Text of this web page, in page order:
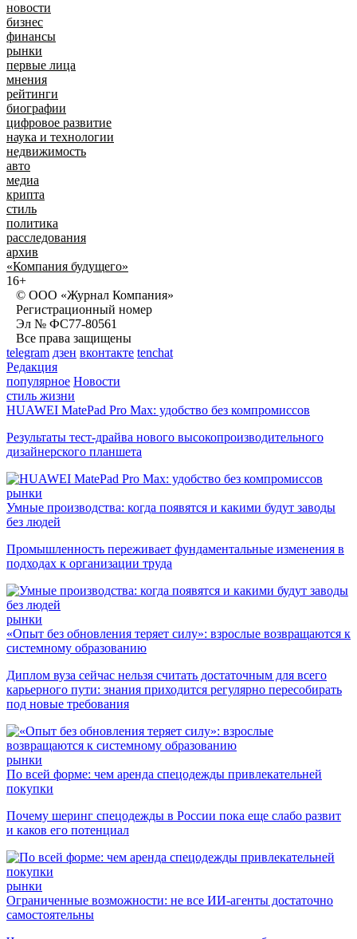
новости
бизнес
финансы
рынки
первые лица
мнения
рейтинги
биографии
цифровое развитие
наука и технологии
недвижимость
авто
медиа
крипта
стиль
политика
расследования
архив
«Компания будущего»
16+
© ООО «Журнал Компания»
Регистрационный номер
Эл № ФС77-80561
Все права защищены
telegram дзен вконтакте tenchat
Редакция
популярное Новости
стиль жизни
HUAWEI MatePad Pro Max: удобство без компромиссов
Результаты тест-драйва нового высокопроизводительного
дизайнерского планшета
рынки
Умные производства: когда появятся и какими будут заводы
без людей
Промышленность переживает фундаментальные изменения в
подходах к организации труда
рынки
«Опыт без обновления теряет силу»: взрослые возвращаются к
системному образованию
Диплом вуза сейчас нельзя считать достаточным для всего
карьерного пути: знания приходится регулярно пересобирать
под новые требования
рынки
По всей форме: чем аренда спецодежды привлекательней
покупки
Почему шеринг спецодежды в России пока еще слабо развит
и каков его потенциал
рынки
Ограниченные возможности: не все ИИ-агенты достаточно
самостоятельны